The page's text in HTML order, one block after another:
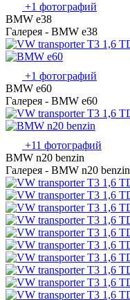
+1 фотографий
BMW e38
Галерея - BMW e38
+1 фотографий
BMW e60
Галерея - BMW e60
+11 фотографий
BMW n20 benzin
Галерея - BMW n20 benzin